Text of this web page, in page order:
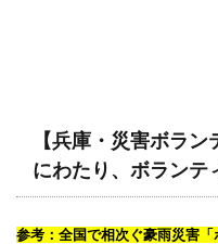
【兵庫・災害ボラ
にわたり、ボランテ
参考：全国で相次ぐ豪雨災害